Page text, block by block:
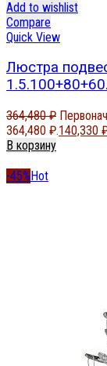
Add to wishlist
Compare
Quick View
Люстра
364,480₽
364,480 ₽.140,330
В корзину
-45%Hot